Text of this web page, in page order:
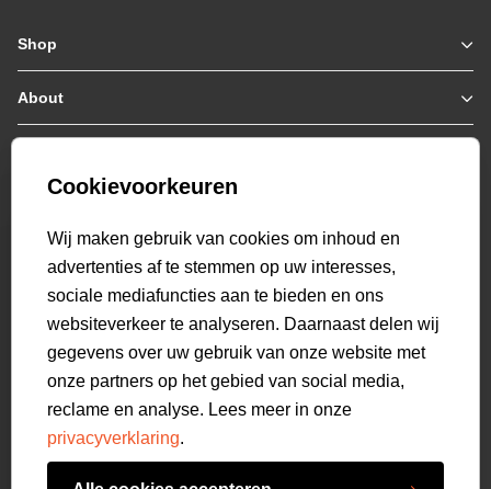
Shop
Zomerjassen
Jassen / Coats
Colberts
Hoodies
Polo's
T-shirts
Overshirts
Overhemden
Sweatpants
Broeken
Short sweatpants
Shorts
Schoenen
About
Who we are
Genti X PSV
Bestellen & Betalen
Retourneren
Veelgestelde vragen
Mijn Account
beoordelingen
Cookievoorkeuren
Wij maken gebruik van cookies om inhoud en
advertenties af te stemmen op uw interesses,
sociale mediafuncties aan te bieden en ons
websiteverkeer te analyseren. Daarnaast delen wij
gegevens over uw gebruik van onze website met
onze partners op het gebied van social media,
reclame en analyse. Lees meer in onze
privacyverklaring.